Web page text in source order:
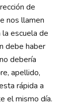
de
nos llamen
escuela de
debe haber
debería
apellido,
rápida a
el mismo día.